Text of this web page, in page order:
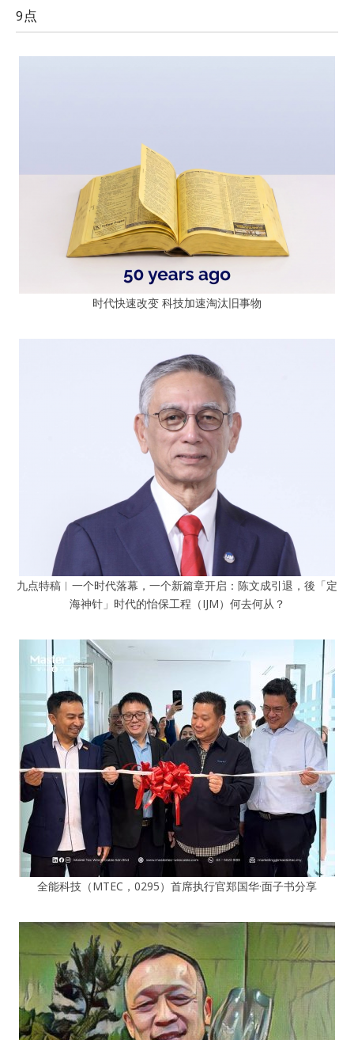
9点
时代快速改变 科技加速淘汰旧事物
九点特稿︱一个时代落幕，一个新篇章开启：陈文成引退，後「定
海神针」时代的怡保工程（IJM）何去何从？
全能科技（MTEC，0295）首席执行官郑国华·面子书分享